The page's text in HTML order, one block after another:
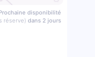
disponibilité
réserve) dans 2 jours